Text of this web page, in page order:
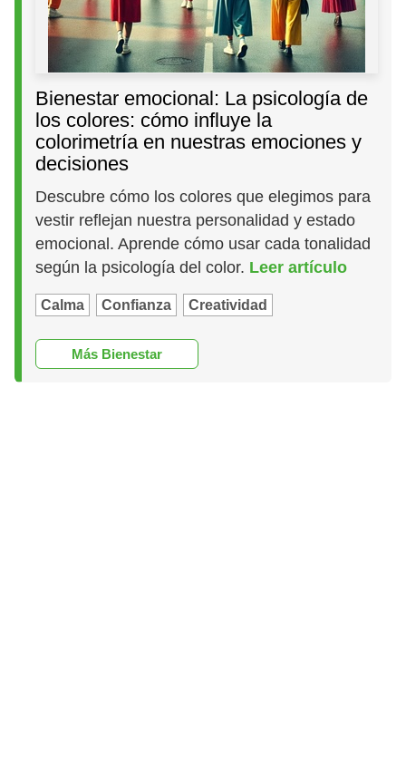
Bienestar emocional: La psicología de
los colores: cómo influye la
colorimetría en nuestras emociones y
decisiones
Descubre cómo los colores que elegimos para
vestir reflejan nuestra personalidad y estado
emocional. Aprende cómo usar cada tonalidad
según la psicología del color. Leer artículo
Calma Confianza Creatividad
Más Bienestar